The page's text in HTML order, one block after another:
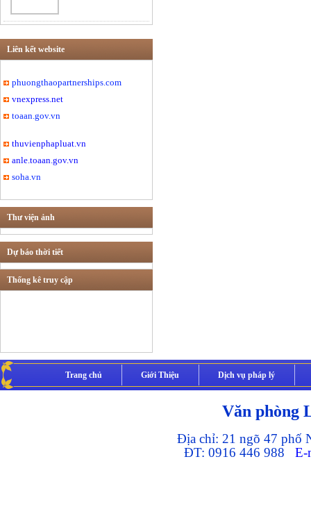
Tư vấn luật Thương
Hôn nhân và Gia đình
khác
Thừa phát lại
Liên kết website
phuongthaopartnerships.com
vnexpress.net
toaan.gov.vn
thuvienphapluat.vn
anle.toaan.gov.vn
soha.vn
Thư viện ảnh
Dự báo thời tiết
Thống kê truy cập
Trang chủ Giới Thiệu Dịch vụ pháp lý
Văn phòng
Địa chỉ: 21 ngõ 47 phố
ĐT: 0916 446 988